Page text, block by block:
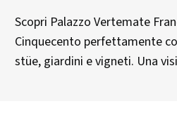
Scopri Palazzo Vertemate
Cinquecento perfettamente
stüe, giardini e vigneti. Una